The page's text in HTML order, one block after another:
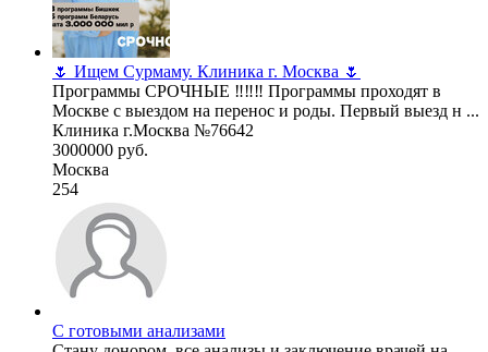
🌷 Ищем Сурмаму. Клиника г. Москва 🌷
Программы СРОЧНЫЕ ‼️‼️‼️ Программы проходят в
Москве с выездом на перенос и роды. Первый выезд н ...
Клиника г.Москва №76642
3000000 руб.
Москва
254
С готовыми анализами